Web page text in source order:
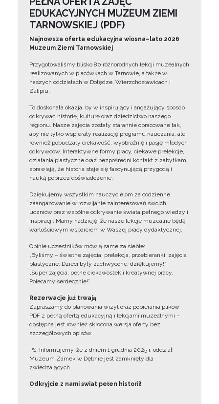
EDUKACYJNYCH MUZEUM ZIEMI
TARNOWSKIEJ (PDF)
Najnowsza oferta edukacyjna wiosna–lato 2026
Muzeum Ziemi Tarnowskiej
Przygotowaliśmy blisko 80 różnorodnych lekcji muzealnych
realizowanych w placówkach w Tarnowie, a także w
naszych oddziałach w Dołędze, Wierzchosławicach i
Zalipiu.
To doskonała okazja, by w inspirujący i angażujący sposób
odkrywać historię, kulturę oraz dziedzictwo naszego
regionu. Nasze zajęcia zostały starannie opracowane tak,
aby nie tylko wspierały realizację programu nauczania, ale
również pobudzały ciekawość, wyobraźnię i pasję młodych
odkrywców. Interaktywne formy pracy, ciekawe prelekcje,
działania plastyczne oraz bezpośredni kontakt z zabytkami
sprawiają, że historia staje się fascynującą przygodą i
nauką poprzez doświadczenie.
Dziękujemy wszystkim nauczycielom za codzienne
zaangażowanie w rozwijanie zainteresowań swoich
uczniów oraz wspólne odkrywanie świata pełnego wiedzy i
inspiracji. Mamy nadzieję, że nasze lekcje muzealne będą
wartościowym wsparciem w Waszej pracy dydaktycznej.
Opinie uczestników mówią same za siebie:
„Byliśmy – świetne zajęcia, prelekcja, przebieranki, zajęcia
plastyczne. Dzieci były zachwycone, dziękujemy!”
„Super zajęcia, pełne ciekawostek i kreatywnej pracy.
Polecamy serdecznie!”
Rezerwacje już trwają
Zapraszamy do planowania wizyt oraz pobierania plików
PDF z pełną ofertą edukacyjną i lekcjami muzealnymi –
dostępna jest również skrócona wersja oferty bez
szczegółowych opisów.
PS. Informujemy, że z dniem 1 grudnia 2025 r. oddział
Muzeum Zamek w Dębnie jest zamknięty dla
zwiedzających.
Odkryjcie z nami świat pełen historii!